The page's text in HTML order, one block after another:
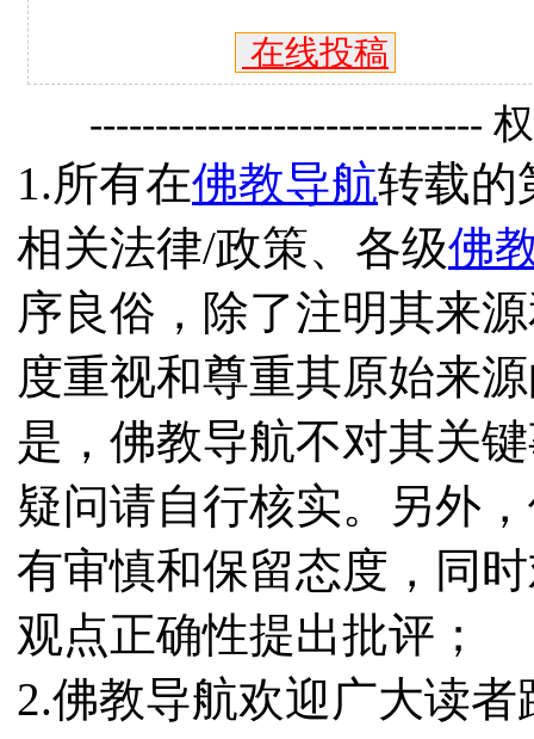
在线投稿
------------------------------
1.所有在佛教导航转载的
相关法律/政策、各级佛
序良俗，除了注明其来
度重视和尊重其原始来
是，佛教导航不对其关
疑问请自行核实。另外
有审慎和保留态度，同
观点正确性提出批评；
2.佛教导航欢迎广大读